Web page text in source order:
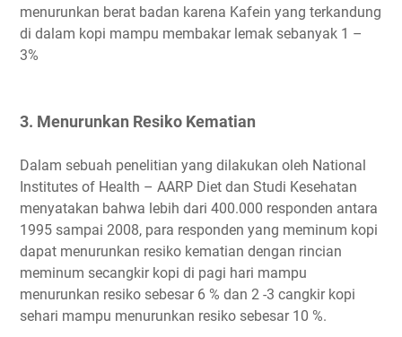
menurunkan berat badan karena Kafein yang terkandung
di dalam kopi mampu membakar lemak sebanyak 1 –
3%
3. Menurunkan Resiko Kematian
Dalam sebuah penelitian yang dilakukan oleh National
Institutes of Health – AARP Diet dan Studi Kesehatan
menyatakan bahwa lebih dari 400.000 responden antara
1995 sampai 2008, para responden yang meminum kopi
dapat menurunkan resiko kematian dengan rincian
meminum secangkir kopi di pagi hari mampu
menurunkan resiko sebesar 6 % dan 2 -3 cangkir kopi
sehari mampu menurunkan resiko sebesar 10 %.